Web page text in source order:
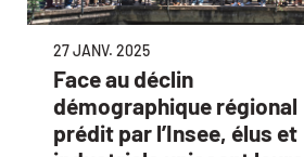
27 JANV. 2025
Face au déclin
démographique régional
prédit par l’Insee, élus et